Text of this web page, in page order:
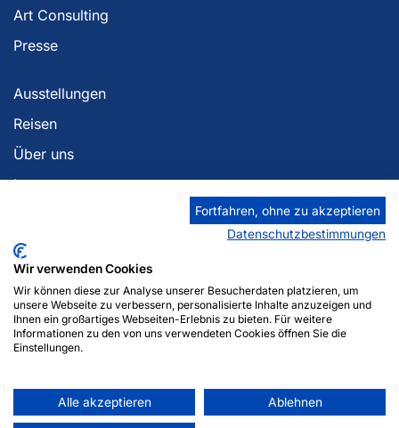
Art Consulting
Presse
Ausstellungen
Reisen
Über uns
Impressum
Georgia Berlin
Zaza Tuschmalischvili
Am Anger 12
14476 Potsdam
Mobil: +49 (0)178 5182092
E-Mail:info@georgiaberlingalerie.de
Fortfahren, ohne zu akzeptieren
Datenschutzbestimmungen
Wir verwenden Cookies
Wir können diese zur Analyse unserer Besucherdaten platzieren, um
unsere Webseite zu verbessern, personalisierte Inhalte anzuzeigen und
Ihnen ein großartiges Webseiten-Erlebnis zu bieten. Für weitere
Informationen zu den von uns verwendeten Cookies öffnen Sie die
Einstellungen.
Alle akzeptieren Ablehnen